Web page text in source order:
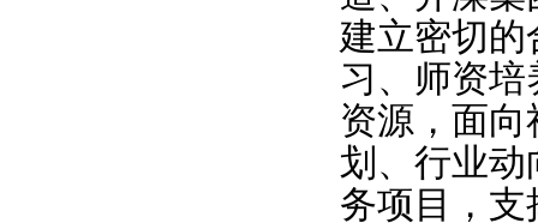
建立密切
习、师资
资源，面
划、行业
务项目，